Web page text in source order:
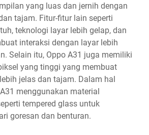
yang luas dan jernih dengan
tajam. Fitur-fitur lain seperti
teknologi layar lebih gelap, dan
interaksi dengan layar lebih
Selain itu, Oppo A31 juga memiliki
yang tinggi yang membuat
jelas dan tajam. Dalam hal
menggunakan material
tempered glass untuk
goresan dan benturan.